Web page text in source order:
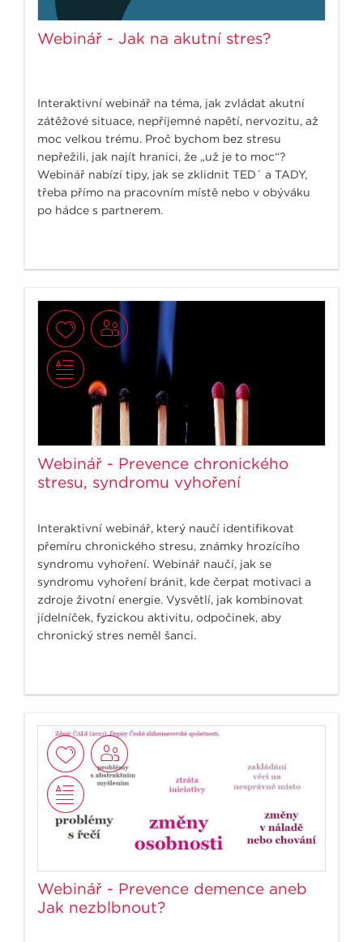
Webinář - Jak na akutní stres?
Interaktivní webinář na téma, jak zvládat akutní
zátěžové situace, nepříjemné napětí, nervozitu, až
moc velkou trému. Proč bychom bez stresu
nepřežili, jak najít hranici, že „už je to moc“?
Webinář nabízí tipy, jak se zklidnit TED´ a TADY,
třeba přímo na pracovním místě nebo v obýváku
po hádce s partnerem.
Webinář - Prevence chronického
stresu, syndromu vyhoření
Interaktivní webinář, který naučí identifikovat
přemíru chronického stresu, známky hrozícího
syndromu vyhoření. Webinář naučí, jak se
syndromu vyhoření bránit, kde čerpat motivaci a
zdroje životní energie. Vysvětlí, jak kombinovat
jídelníček, fyzickou aktivitu, odpočinek, aby
chronický stres neměl šanci.
Webinář - Prevence demence aneb
Jak nezblbnout?